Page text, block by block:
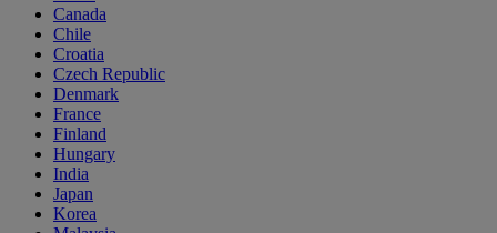
Canada
Chile
Croatia
Czech Republic
Denmark
France
Finland
Hungary
India
Japan
Korea